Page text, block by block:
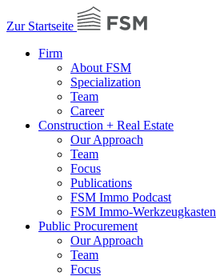
Zur Startseite
Firm
About FSM
Specialization
Team
Career
Construction + Real Estate
Our Approach
Team
Focus
Publications
FSM Immo Podcast
FSM Immo-Werkzeugkasten
Public Procurement
Our Approach
Team
Focus